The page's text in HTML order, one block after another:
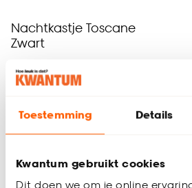
Toestemming Details
Kwantum gebruikt cookies
Dit doen we om je online
Nachtkastje Toscane
Zwart
4.4
57.50